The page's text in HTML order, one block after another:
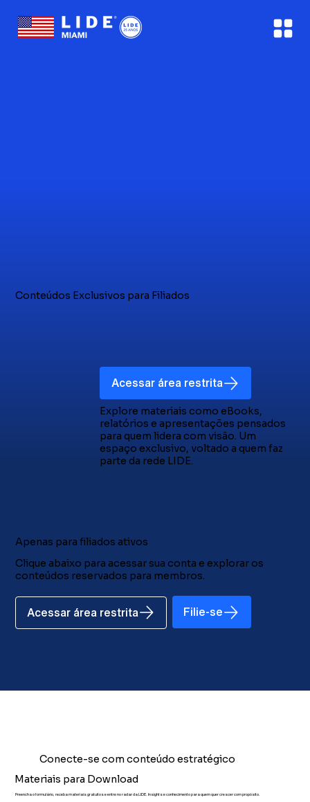
Conteúdos Exclusivos para Filiados
Acessar área restrita
Explore materiais como eBooks,
relatórios e apresentações pensados
para quem lidera com visão. Um
espaço exclusivo, voltado a quem faz
parte da rede LIDE.
Apenas para filiados ativos
Clique abaixo para acessar sua conta e explorar os
conteúdos reservados para membros.
Acessar área restrita Filie-se
Conecte-se com conteúdo estratégico
Materiais para Download
Preencha o formulário, receba materiais gratuitos e entre no radar da LIDE. Insights e conhecimento para quem quer crescer com propósito.